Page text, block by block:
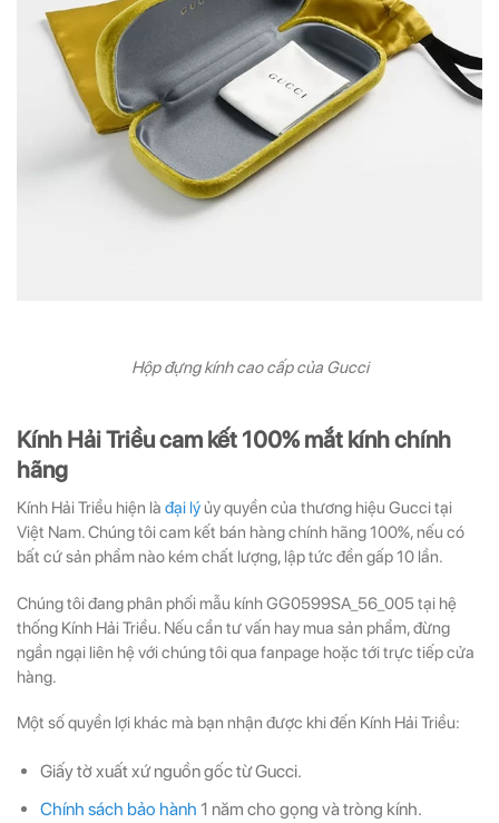
Hộp đựng kính cao cấp của Gucci
Kính Hải Triều cam kết 100% mắt kính chính
hãng
Kính Hải Triều hiện là đại lýủy quyền của thương hiệu Gucci tại
Việt Nam. Chúng tôi cam kết bán hàng chính hãng 100%, nếu có
bất cứ sản phẩm nào kém chất lượng, lập tức đền gấp 10 lần.
Chúng tôi đang phân phối mẫu kính GG0599SA_56_005 tại hệ
thống Kính Hải Triều. Nếu cần tư vấn hay mua sản phẩm, đừng
ngần ngại liên hệ với chúng tôi qua fanpage hoặc tới trực tiếp cửa
hàng.
Một số quyền lợi khác mà bạn nhận được khi đến Kính Hải Triều:
Giấy tờ xuất xứ nguồn gốc từ Gucci.
Chính sách bảo hành 1 năm cho gọng và tròng kính.